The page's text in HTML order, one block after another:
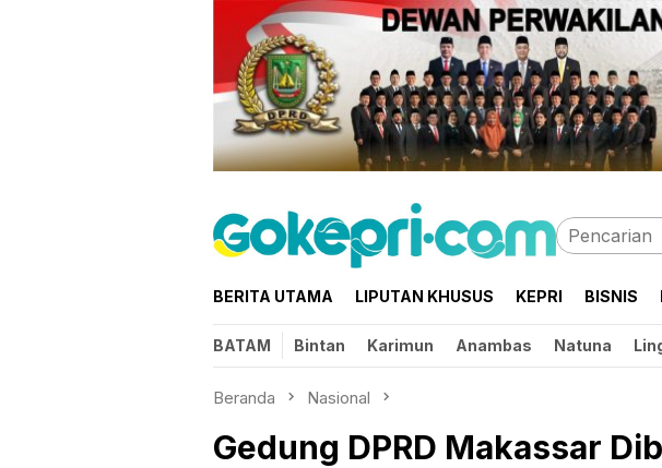
BERITA UTAMA LIPUTAN KHUSUS KEPRI BISNIS
BATAM Bintan Karimun Anambas Natuna
Beranda Nasional
Gedung DPRD Makassar